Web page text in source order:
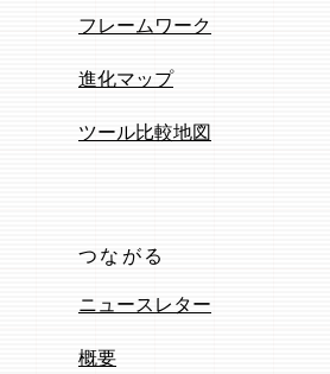
フレームワーク
進化マップ
ツール比較地図
つながる
ニュースレター
概要